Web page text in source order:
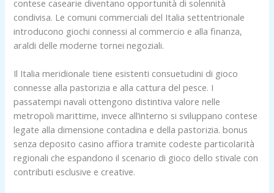
contese casearie diventano opportunità di solennità
condivisa. Le comuni commerciali del Italia settentrionale
introducono giochi connessi al commercio e alla finanza,
araldi delle moderne tornei negoziali.
Il Italia meridionale tiene esistenti consuetudini di gioco
connesse alla pastorizia e alla cattura del pesce. I
passatempi navali ottengono distintiva valore nelle
metropoli marittime, invece all’interno si sviluppano contese
legate alla dimensione contadina e della pastorizia. bonus
senza deposito casino affiora tramite codeste particolarità
regionali che espandono il scenario di gioco dello stivale con
contributi esclusive e creative.